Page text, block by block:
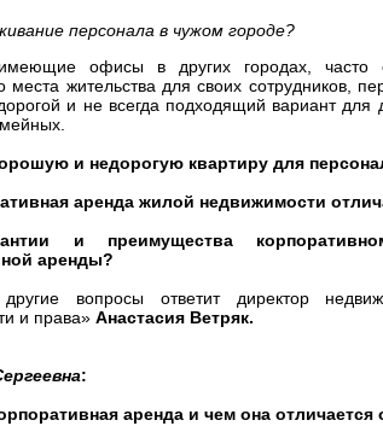
персонала в чужом городе?
офисы в других городах, часто
места жительства для своих сотрудников,
и не всегда подходящий вариант для
и недорогую квартиру для
аренда жилой недвижимости
и преимущества
аренды?
вопросы ответит директор
и права» Анастасия Ветряк.
:
аренда и чем она